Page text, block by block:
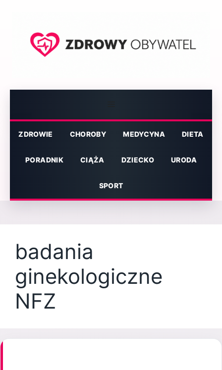
ZDROWIE CHOROBY MEDYCYNA DIETA
PORADNIK CIĄŻA DZIECKO URODA
SPORT
badania
ginekologiczne
NFZ